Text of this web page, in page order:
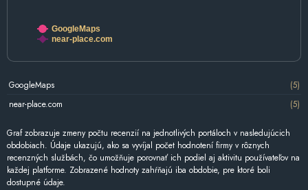
GoogleMaps
near-place.com
GoogleMaps
(5)
near-place.com
(5)
Graf zobrazuje zmeny počtu recenzií na jednotlivých portáloch v nasledujúcich
obdobiach. Údaje ukazujú, ako sa vyvíjal počet hodnotení firmy v rôznych
recenzných službách, čo umožňuje porovnať ich podiel aj aktivitu používateľov na
každej platforme. Zobrazené hodnoty zahŕňajú iba obdobie, pre ktoré boli
dostupné údaje.